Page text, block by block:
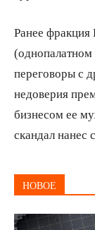
Ранее фракция
(однопалатном
переговоры с
недоверия
бизнесом ее
скандал нанес
НОВОЕ